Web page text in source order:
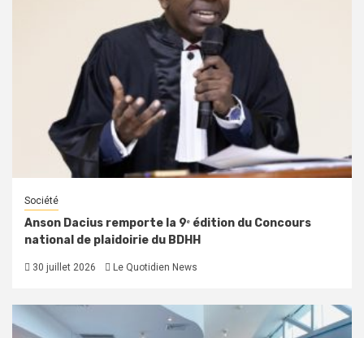
Société
Anson Dacius remporte la 9ᵉ édition du Concours
national de plaidoirie du BDHH
30 juillet 2026 Le Quotidien News